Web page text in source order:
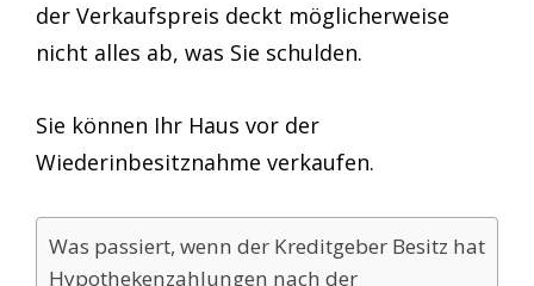
der Verkaufspreis deckt möglicherweise
nicht alles ab, was Sie schulden.
Sie können Ihr Haus vor der
Wiederinbesitznahme verkaufen.
Was passiert, wenn der Kreditgeber Besitz hat
Hypothekenzahlungen nach der